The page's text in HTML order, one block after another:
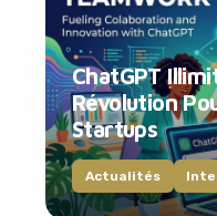
ChatGPT
Révolution
Startups
Actualités